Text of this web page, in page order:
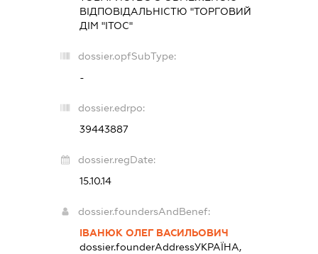
ВІДПОВІДАЛЬНІСТЮ "ТОРГОВИЙ
ДІМ "ІТОС"
dossier.opfSubType:
-
dossier.edrpo:
39443887
dossier.regDate:
15.10.14
dossier.foundersAndBenef:
ІВАНЮК ОЛЕГ ВАСИЛЬОВИЧ
dossier.founderAddressУКРАЇНА,